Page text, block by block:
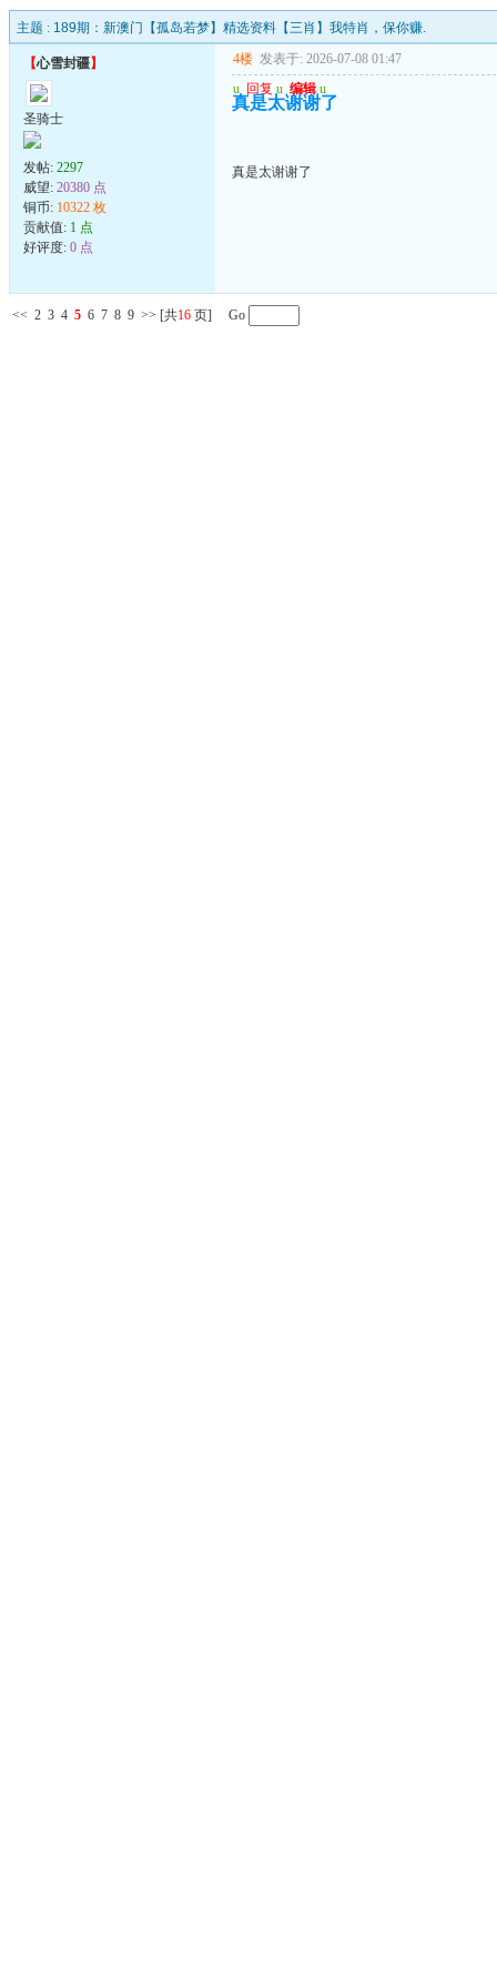
主题 : 189期：新澳门【孤岛若梦】精选资料【三肖】我特肖，保你赚.
【心雪封疆】
圣骑士
发帖: 2297
威望: 20380 点
铜币: 10322 枚
贡献值: 1 点
好评度: 0 点
4楼 发表于: 2026-07-08 01:47
u 回复 u 编辑 u
真是太谢谢了
真是太谢谢了
<< 2 3 4 5 6 7 8 9 >> [共16 页] Go